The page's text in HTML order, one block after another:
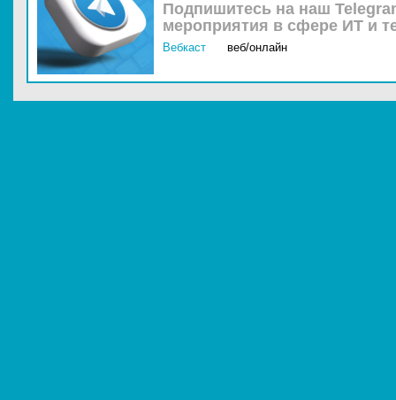
Подпишитесь на наш
мероприятия в сфере ИТ и
Вебкаст веб/онлайн